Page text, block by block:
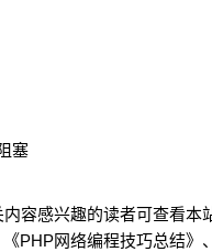
塞
容感兴趣的读者可查看本
PHP网络编程技巧总结》